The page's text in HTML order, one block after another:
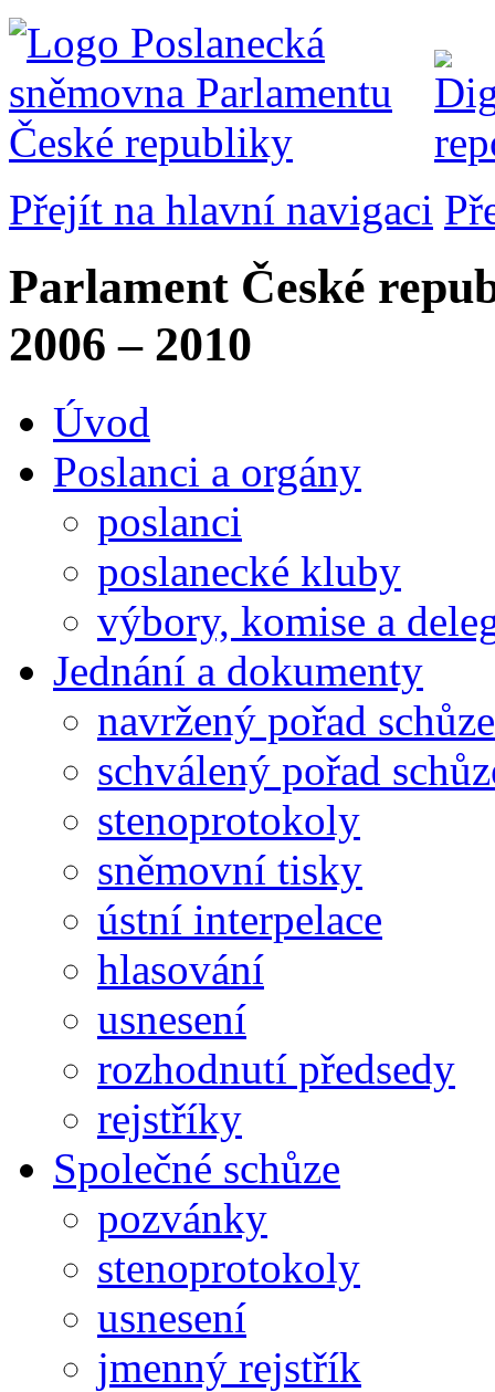
Přejít na hlavní navigaci
Parlament České
2006 – 2010
Úvod
Poslanci a orgány
poslanci
poslanecké kluby
výbory, komise a
Jednání a dokumenty
navržený pořad schůze
schválený pořad
stenoprotokoly
sněmovní tisky
ústní interpelace
hlasování
usnesení
rozhodnutí předsedy
rejstříky
Společné schůze
pozvánky
stenoprotokoly
usnesení
jmenný rejstřík